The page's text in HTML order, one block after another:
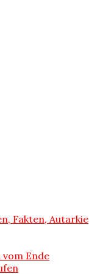
Fakten, Autarkie
vom Ende